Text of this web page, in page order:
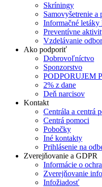
Skríningy
Samovyšetrenie a
Informačné letáky
Preventívne
Vzdelávanie
Ako podporiť
Dobrovoľníctvo
Sponzorstvo
PODPORUJEM
2% z dane
Deň narcisov
Kontakt
Centrála a centrá
Centrá pomoci
Pobočky
Iné kontakty
Prihlásenie na
Zverejňovanie a GDPR
Informácie o
Zverejňovanie
Infožiadosť